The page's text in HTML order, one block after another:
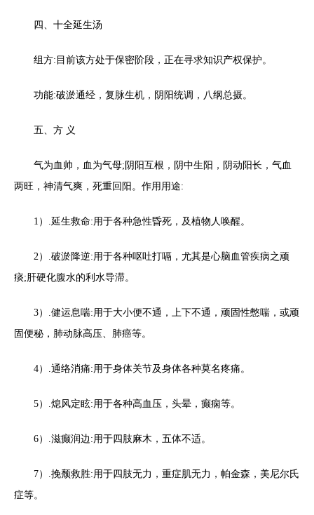
四、十全延生汤
组方:目前该方处于保密阶段，正在寻求知识产权保护。
功能:破淤通经，复脉生机，阴阳统调，八纲总摄。
五、方 义
气为血帅，血为气母;阴阳互根，阴中生阳，阴动阳长，气血
两旺，神清气爽，死重回阳。作用用途:
1）.延生救命:用于各种急性昏死，及植物人唤醒。
2）.破淤降逆:用于各种呕吐打嗝，尤其是心脑血管疾病之顽
痰;肝硬化腹水的利水导滞。
3）.健运息喘:用于大小便不通，上下不通，顽固性憋喘，或顽
固便秘，肺动脉高压、肺癌等。
4）.通络消痛:用于身体关节及身体各种莫名疼痛。
5）.熄风定眩:用于各种高血压，头晕，癫痫等。
6）.滋癫润边:用于四肢麻木，五体不适。
7）.挽颓救胜:用于四肢无力，重症肌无力，帕金森，美尼尔氏
症等。